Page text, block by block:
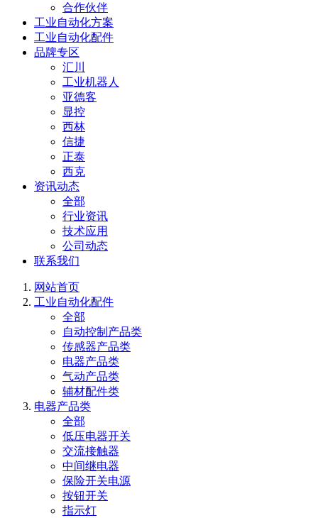
合作伙伴
工业自动化方案
工业自动化配件
品牌专区
汇川
工业机器人
亚德客
显控
西林
信捷
正泰
西克
资讯动态
全部
行业资讯
技术应用
公司动态
联系我们
网站首页
工业自动化配件
全部
自动控制产品类
传感器产品类
电器产品类
气动产品类
辅材配件类
电器产品类
全部
低压电器开关
交流接触器
中间继电器
保险开关电源
按钮开关
指示灯